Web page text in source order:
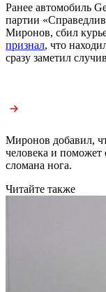
Ранее автомобиль
партии
Миронов, сбил
признал, что
сразу заметил
Миронов добавил,
человека и поможет
сломана нога.
Читайте также